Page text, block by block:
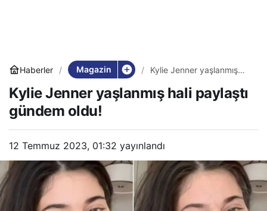
Haberler Magazin
Kylie Jenner yaşlanmış
Kylie Jenner yaşlanmış hali paylaştı
gündem oldu!
12 Temmuz 2023, 01:32 yayınlandı